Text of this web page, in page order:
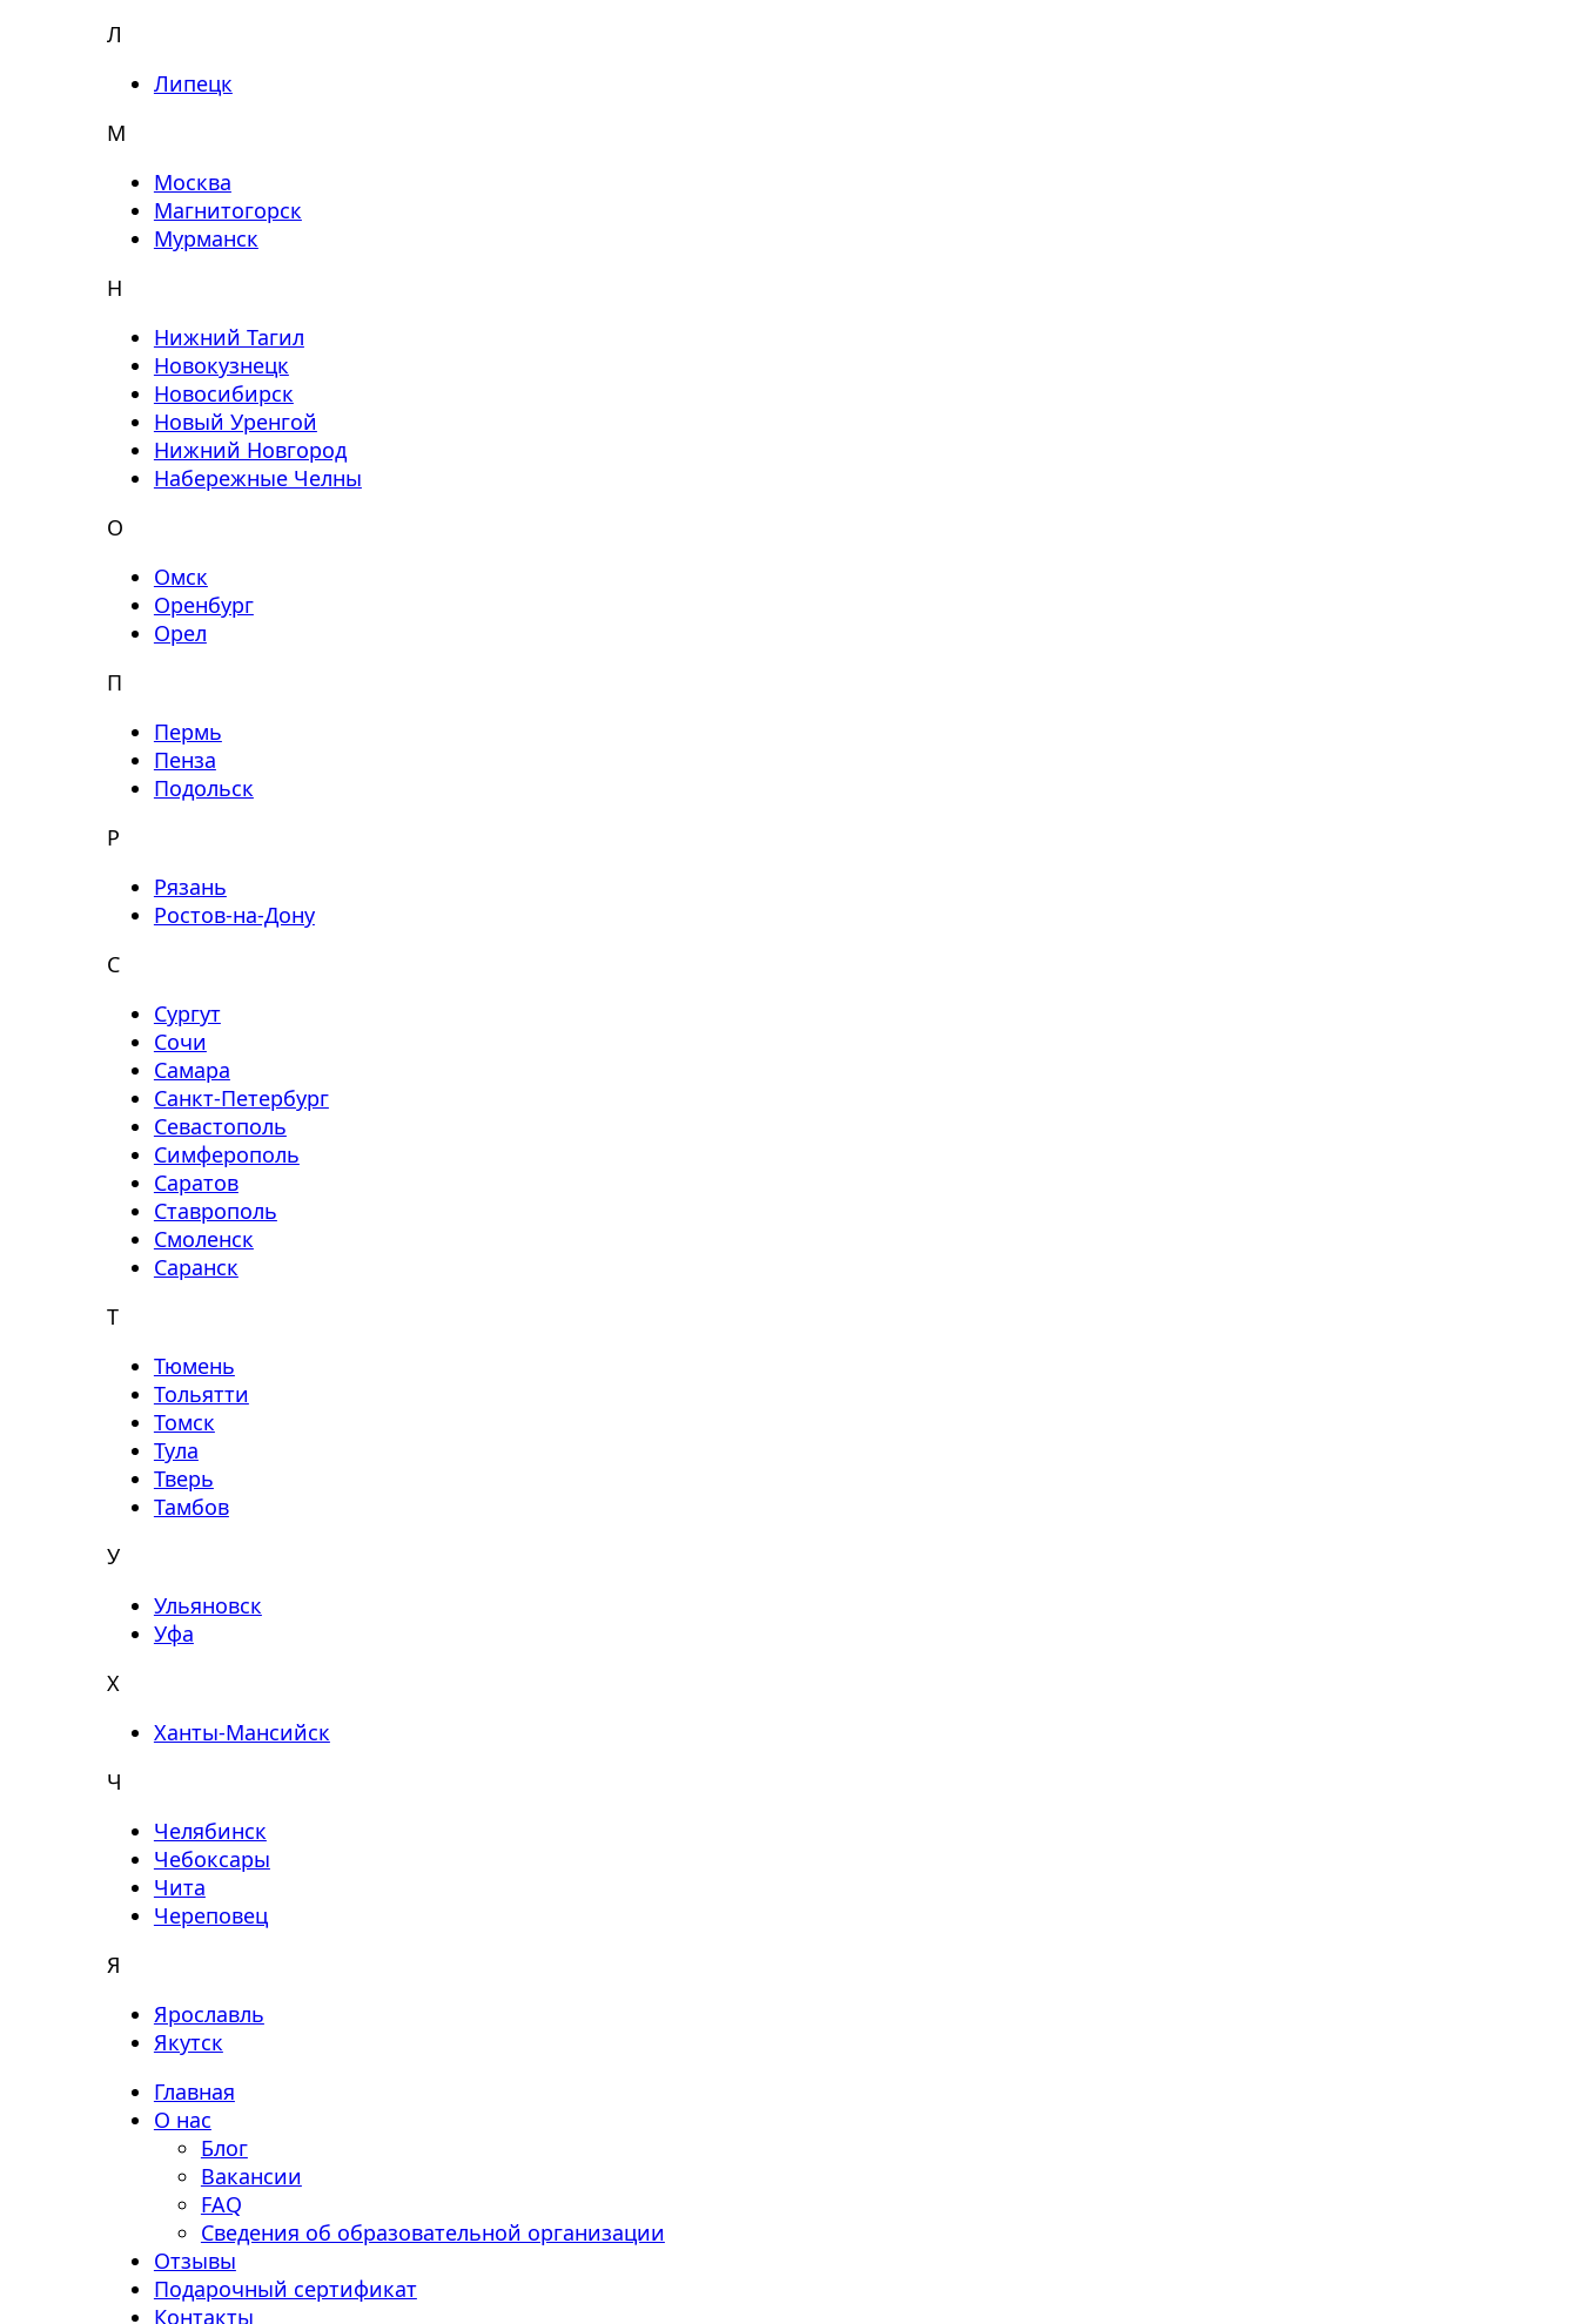
Л
Липецк
М
Москва
Магнитогорск
Мурманск
Н
Нижний Тагил
Новокузнецк
Новосибирск
Новый Уренгой
Нижний Новгород
Набережные Челны
О
Омск
Оренбург
Орел
П
Пермь
Пенза
Подольск
Р
Рязань
Ростов-на-Дону
С
Сургут
Сочи
Самара
Санкт-Петербург
Севастополь
Симферополь
Саратов
Ставрополь
Смоленск
Саранск
Т
Тюмень
Тольятти
Томск
Тула
Тверь
Тамбов
У
Ульяновск
Уфа
Х
Ханты-Мансийск
Ч
Челябинск
Чебоксары
Чита
Череповец
Я
Ярославль
Якутск
Главная
О нас
Блог
Вакансии
FAQ
Сведения об образовательной организации
Отзывы
Подарочный сертификат
Контакты